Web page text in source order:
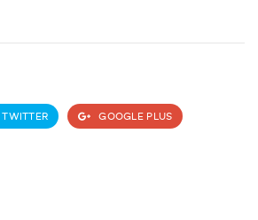
TWITTER GOOGLE PLUS